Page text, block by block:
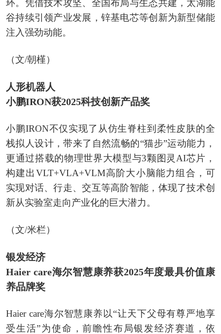
环。凭借技术攻坚、全国布局与生态共建，太湖能
谷持续引领产业发展，锌基电芯等创新为新型储能
注入强劲动能。
（文/朝槿）
人形机器人
小鹏IRON获2025科技创新产品奖
小鹏IRON不仅实现了从仿生脊柱到柔性皮肤的全
栈拟人设计，带来了自然流畅的“猫步”运动能力，
更通过搭载的物理世界大模型与3颗图灵AI芯片，
构建出VLT+VLA+VLM高阶大小脑能力组合，可
实现对话、行走、交互等高阶智能，体现了技术创
新从实验室走向产业化的巨大潜力。
（文/米栏）
银发经济
Haier care海尔智慧康养获2025年度最具价值康
养品牌奖
Haier care海尔智慧康养以“让天下父母有尊严地享
受生活”为使命，前瞻性布局银发经济赛道，依